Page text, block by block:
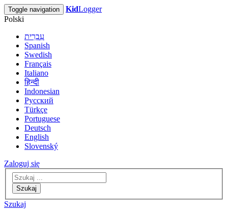
Toggle navigation KidLogger
Polski
עִבְרִית
Spanish
Swedish
Français
Italiano
हिन्दी
Indonesian
Русский
Türkçe
Portuguese
Deutsch
English
Slovenský
Zaloguj się
Szukaj
Szukaj